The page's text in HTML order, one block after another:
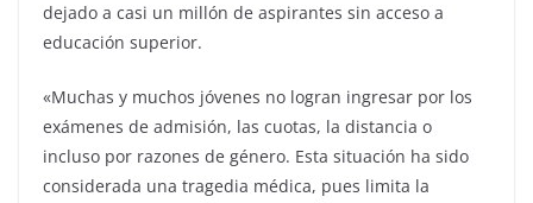
dejado a casi un millón de aspirantes sin acceso a
educación superior.
«Muchas y muchos jóvenes no logran ingresar por los
exámenes de admisión, las cuotas, la distancia o
incluso por razones de género. Esta situación ha sido
considerada una tragedia médica, pues limita la